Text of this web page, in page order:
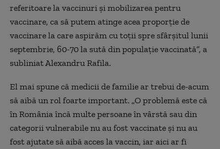
referitoare la vaccinuri și mobilizarea pentru
vaccinare, ca să putem atinge acea proporție de
vaccinare la care aspirăm cu toții spre sfârșitul lunii
septembrie, 60-70 la sută din populație vaccinată”, a
subliniat Alexandru Rafila.
El mai spune că medicii de familie ar trebui de-acum
să aibă un rol foarte important. „O problemă este că
în România încă multe persoane în vârstă sau din
categorii vulnerabile nu au fost vaccinate și nu au
fost ajutate să aibă acces la vaccin, iar aici ar fi